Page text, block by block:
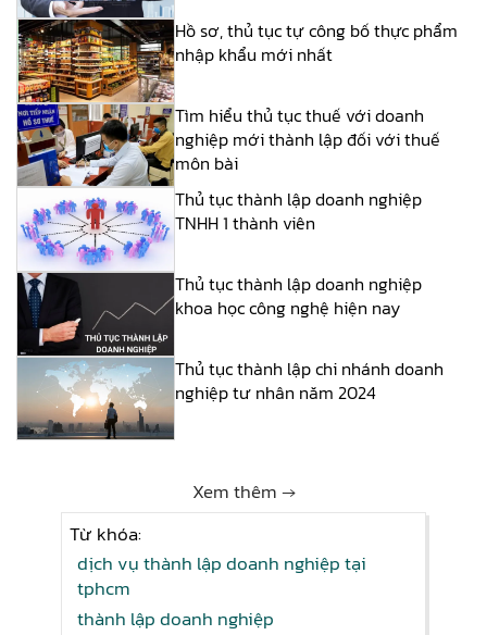
Hồ sơ, thủ tục tự công bố thực phẩm
nhập khẩu mới nhất
Tìm hiểu thủ tục thuế với doanh
nghiệp mới thành lập đối với thuế
môn bài
Thủ tục thành lập doanh nghiệp
TNHH 1 thành viên
Thủ tục thành lập doanh nghiệp
khoa học công nghệ hiện nay
Thủ tục thành lập chi nhánh doanh
nghiệp tư nhân năm 2024
Xem thêm →
Từ khóa:
dịch vụ thành lập doanh nghiệp tại
tphcm
thành lập doanh nghiệp